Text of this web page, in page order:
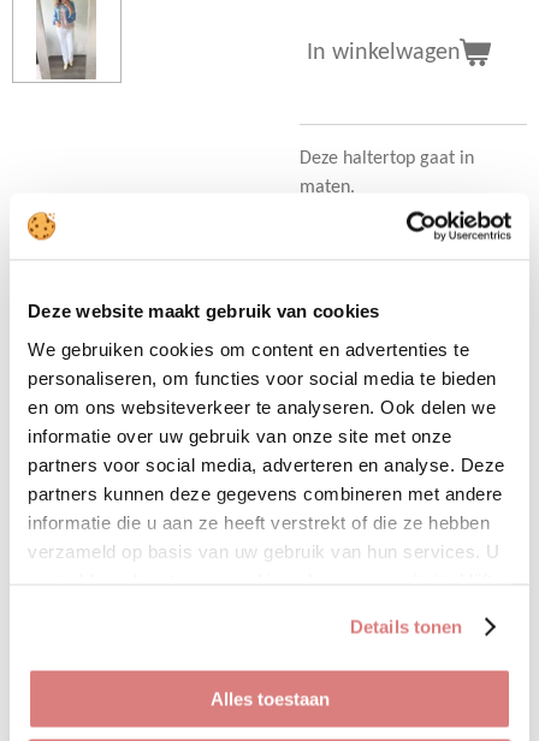
Deze website maakt gebruik van cookies
We gebruiken cookies om content en advertenties te
personaliseren, om functies voor social media te bieden
en om ons websiteverkeer te analyseren. Ook delen we
informatie over uw gebruik van onze site met onze
partners voor social media, adverteren en analyse. Deze
partners kunnen deze gegevens combineren met andere
informatie die u aan ze heeft verstrekt of die ze hebben
verzameld op basis van uw gebruik van hun services. U
Details tonen
Alles toestaan
In winkelwagen
Deze haltertop gaat in
maten.
Het heeft een leuke kleur
samenstelling van groen en
elastiek waardoor je het
Ons model draagt maat
S/M, haar eigen maat.
(Maat L/XL gaat ook goed bij
maat 44)
• 95% polyester
• 5% elastan
l
e
D
e
S
a
D
l
Sale!
Flair jeans wit